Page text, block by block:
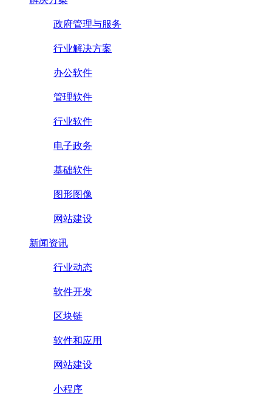
政府管理与服务
行业解决方案
办公软件
管理软件
行业软件
电子政务
基础软件
图形图像
网站建设
新闻资讯
行业动态
软件开发
区块链
软件和应用
网站建设
小程序